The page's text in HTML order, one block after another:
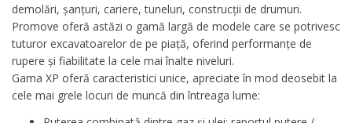
demolări, șanțuri, cariere, tuneluri, construcții de drumuri.
Promove oferă astăzi o gamă largă de modele care se potrivesc
tuturor excavatoarelor de pe piață, oferind performanțe de
rupere și fiabilitate la cele mai înalte niveluri.
Gama XP oferă caracteristici unice, apreciate în mod deosebit la
cele mai grele locuri de muncă din întreaga lume: